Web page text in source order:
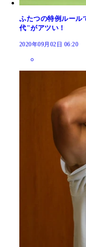
ふたつの特例ルール
代"がアツい！
2020年09月02日 06:20